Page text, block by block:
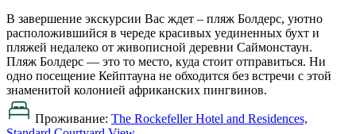
В завершение экскурсии Вас ждет – пляж Болдерс, уютно
расположившийся в череде красивых уединенных бухт и
пляжей недалеко от живописной деревни Саймонстаун.
Пляж Болдерс — это то место, куда стоит отправиться. Ни
одно посещение Кейптауна не обходится без встречи с этой
знаменитой колонией африканских пингвинов.
Проживание: The Rockefeller Hotel and Residences,